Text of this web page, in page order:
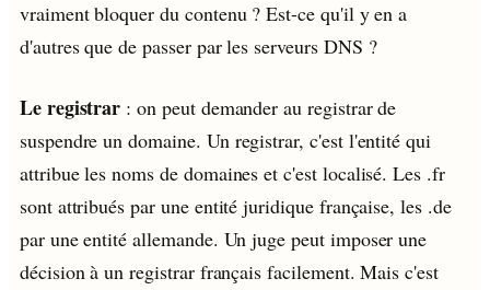
vraiment bloquer du contenu ? Est-ce qu'il y en a
d'autres que de passer par les serveurs DNS ?
Le registrar : on peut demander au registrar de
suspendre un domaine. Un registrar, c'est l'entité qui
attribue les noms de domaines et c'est localisé. Les .fr
sont attribués par une entité juridique française, les .de
par une entité allemande. Un juge peut imposer une
décision à un registrar français facilement. Mais c'est